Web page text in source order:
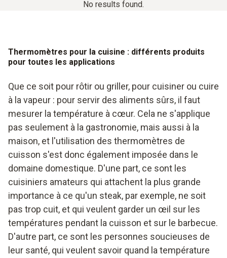
No results found.
Thermomètres pour la cuisine : différents produits
pour toutes les applications
Que ce soit pour rôtir ou griller, pour cuisiner ou cuire
à la vapeur : pour servir des aliments sûrs, il faut
mesurer la température à cœur. Cela ne s'applique
pas seulement à la gastronomie, mais aussi à la
maison, et l'utilisation des thermomètres de
cuisson s'est donc également imposée dans le
domaine domestique. D'une part, ce sont les
cuisiniers amateurs qui attachent la plus grande
importance à ce qu'un steak, par exemple, ne soit
pas trop cuit, et qui veulent garder un œil sur les
températures pendant la cuisson et sur le barbecue.
D'autre part, ce sont les personnes soucieuses de
leur santé, qui veulent savoir quand la température